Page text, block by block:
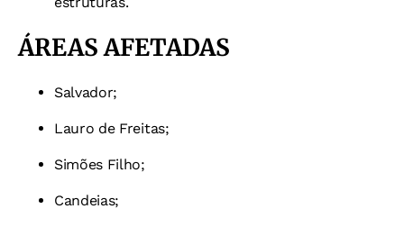
ÁREAS AFETADAS
Salvador;
Lauro de Freitas;
Simões Filho;
Candeias;